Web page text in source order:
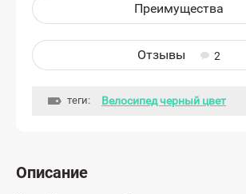
Преимущества
Отзывы 2
теги: Велосипед черный цвет
Описание